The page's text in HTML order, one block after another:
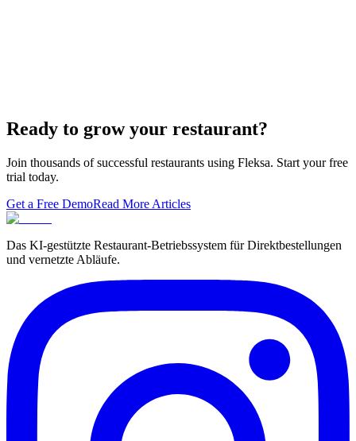
Ready to grow your restaurant?
Join thousands of successful restaurants using Fleksa. Start your free
trial today.
Get a Free DemoRead More Articles
Das KI-gestützte Restaurant-Betriebssystem für Direktbestellungen
und vernetzte Abläufe.